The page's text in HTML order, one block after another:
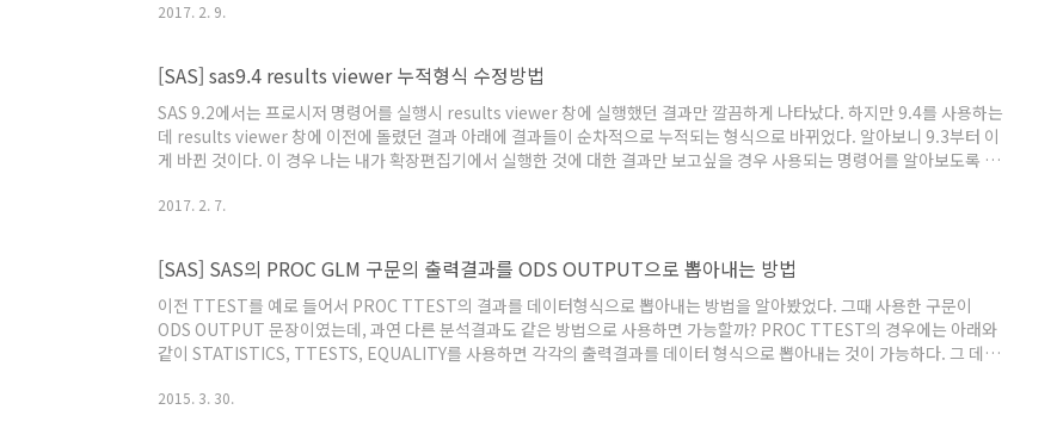
경우도 있다. 이 경우에는 표준편차가 0로 나오지만, 만약 한 그룹이 한건으로 구성되어 있다면 이경우 표준편차는 . (결측치)
2017. 2. 9.
[SAS] sas9.4 results viewer 누적형식 수정방법
SAS 9.2에서는 프로시저 명령어를 실행시 results viewer 창에 실행했던 결과만 깔끔하게 나타났다. 하지만 9.4를 사용하는
데 results viewer 창에 이전에 돌렸던 결과 아래에 결과들이 순차적으로 누적되는 형식으로 바뀌었다. 알아보니 9.3부터 이
게 바뀐 것이다. 이 경우 나는 내가 확장편집기에서 실행한 것에 대한 결과만 보고싶을 경우 사용되는 명령어를 알아보도록 하
run; proc means data=test std cv; var cost; run; 위와 같은 문장을 실행하면 실행 할때마다 기초통계량 값..
2017. 2. 7.
[SAS] SAS의 PROC GLM 구문의 출력결과를 ODS OUTPUT으로 뽑아내는 방법
이전 TTEST를 예로 들어서 PROC TTEST의 결과를 데이터형식으로 뽑아내는 방법을 알아봤었다. 그때 사용한 구문이
ODS OUTPUT 문장이였는데, 과연 다른 분석결과도 같은 방법으로 사용하면 가능할까? PROC TTEST의 경우에는 아래와
같이 STATISTICS, TTESTS, EQUALITY를 사용하면 각각의 출력결과를 데이터 형식으로 뽑아내는 것이 가능하다. 그 데이
이 가능하다. [형식] ods output statistics=STATS; ods output ttests=T; ods output equality=EV; [참고]
2015. 3. 30.